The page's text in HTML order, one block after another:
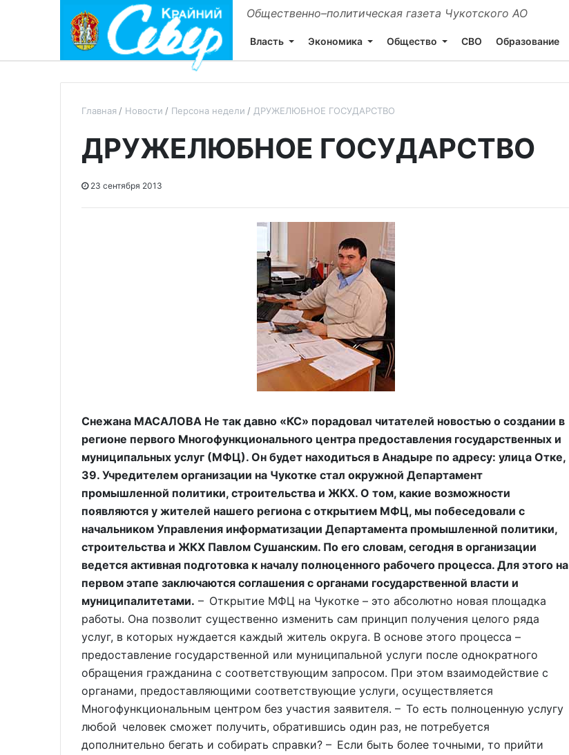
Общественно–политическая газета Чукотского АО
Власть Экономика Общество СВО Образование
Главная Новости Персона недели ДРУЖЕЛЮБНОЕ ГОСУДАРСТВО
ДРУЖЕЛЮБНОЕ ГОСУДАРСТВО
23 сентября 2013
Снежана МАСАЛОВА Не так давно «КС» порадовал читателей новостью о создании в
регионе первого Многофункционального центра предоставления государственных и
муниципальных услуг (МФЦ). Он будет находиться в Анадыре по адресу: улица Отке,
39. Учредителем организации на Чукотке стал окружной Департамент
промышленной политики, строительства и ЖКХ. О том, какие возможности
появляются у жителей нашего региона с открытием МФЦ, мы побеседовали с
начальником Управления информатизации Департамента промышленной политики,
строительства и ЖКХ Павлом Сушанским. По его словам, сегодня в организации
ведется активная подготовка к началу полноценного рабочего процесса. Для этого на
первом этапе заключаются соглашения с органами государственной власти и
муниципалитетами. – Открытие МФЦ на Чукотке – это абсолютно новая площадка
работы. Она позволит существенно изменить сам принцип получения целого ряда
услуг, в которых нуждается каждый житель округа. В основе этого процесса –
предоставление государственной или муниципальной услуги после однократного
обращения гражданина с соответствующим запросом. При этом взаимодействие с
органами, предоставляющими соответствующие услуги, осуществляется
Многофункциональным центром без участия заявителя. – То есть полноценную услугу
любой человек сможет получить, обратившись один раз, не потребуется
дополнительно бегать и собирать справки? – Если быть более точными, то прийти